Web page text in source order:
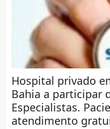
Hospital privado
Bahia a participar
Especialistas.
atendimento